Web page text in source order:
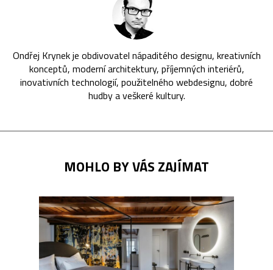
Ondřej Krynek je obdivovatel nápaditého designu, kreativních
konceptů, moderní architektury, příjemných interiérů,
inovativních technologií, použitelného webdesignu, dobré
hudby a veškeré kultury.
MOHLO BY VÁS ZAJÍMAT